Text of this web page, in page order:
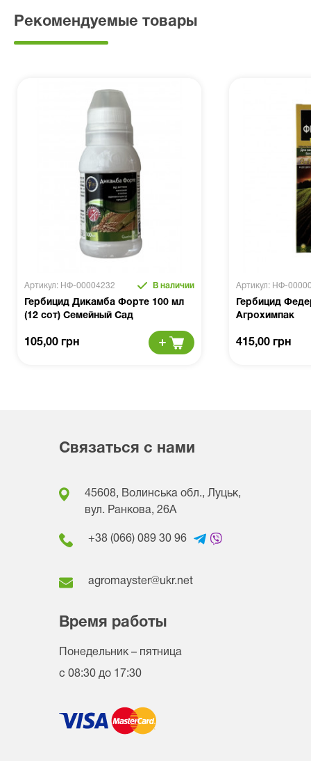
Рекомендуемые товары
Артикул: НФ-00004232 В наличии
Гербицид Дикамба Форте 100 мл
(12 сот) Семейный Сад
105,00 грн
Артикул: НФ-
Гербицид
Агрохимпак
415,00 грн
Связаться с нами
45608, Волинська обл., Луцьк,
вул. Ранкова, 26A
+38 (066) 089 30 96
agromayster@ukr.net
Время работы
Понедельник – пятница
с 08:30 до 17:30